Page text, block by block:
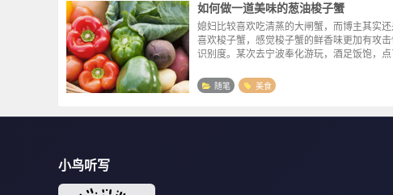
如何做一道美味的葱油梭子蟹
媳妇比较喜欢吃清蒸的大闸蟹，而博主其实还
喜欢梭子蟹，感觉梭子蟹的鲜香味更加有攻击
识别度。某次去宁波奉化游玩，酒足饭饱，点
也吃了一小碗，一股浓浓的蟹香味。第二天换
饭店，同样是阳...
随笔 美食
小鸟听写